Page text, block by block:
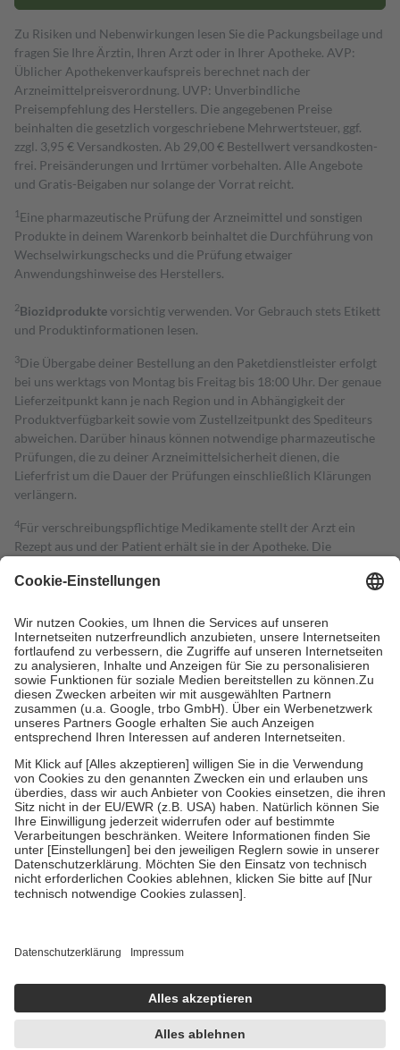
Zu Risiken und Nebenwirkungen lesen Sie die Packungsbeilage und
fragen Sie Ihre Ärztin, Ihren Arzt oder in Ihrer Apotheke. AVP:
Üblicher Apothekenverkaufspreis berechnet nach der
Arzneimittelpreisverordnung. UVP: Unverbindliche
Preisempfehlung des Herstellers. Die angegebenen Preise
beinhalten die gesetzlich vorgeschriebene Mehrwertsteuer, ggf.
zzgl. 3,95 € Versandkosten. Ab 29,00 € Bestell­wert versand­kosten­
frei. Preisänderungen und Irrtümer vorbehalten. Alle Angebote
und Gratis-Beigaben nur solange der Vorrat reicht.
1 Eine pharmazeutische Prüfung der Arzneimittel und sonstigen
Produkte in deinem Warenkorb beinhaltet die Durchführung von
Wechselwirkungschecks und die Prüfung etwaiger
Anwendungshinweise des Herstellers.
2Biozidproduktevorsichtig verwenden. Vor Gebrauch stets Etikett
und Produktinformationen lesen.
3Die Übergabe deiner Bestellung an den Paketdienstleister erfolgt
bei uns werktags von Montag bis Freitag bis 18:00 Uhr. Der genaue
Lieferzeitpunkt kann je nach Region und in Abhängigkeit der
Produktverfügbarkeit sowie vom Zustellzeitpunkt des Spediteurs
abweichen. Darüber hinaus können notwendige pharmazeutische
Prüfungen, die zu deiner Arzneimittelsicherheit dienen, die
Lieferfrist um die Dauer der Prüfungen einschließlich Klärungen
verlängern.
4Für verschreibungspflichtige Medikamente stellt der Arzt ein
Rezept aus und der Patient erhält sie in der Apotheke. Die
Kosten dafür, der Versicherte trägt einen Teil davon als Zuzahlung
Grundsätzlich leisten Mitglieder Zuzahlungen in Höhe von zehn
Prozent des Abgabepreises,mindestensjedochfünf Euround
höchstens zehn Euro.Es sind jedoch nie mehr als die tatsächlichen
Kosten der Leistung zu entrichten.
Diese Regeln gelten grundsätzlich auch für Online-Apotheken.
Bei Heilmitteln und häuslicher Krankenpflege beträgt die
Zuzahlung zehn Prozent der Kosten sowie zehn Euro je
Um das Engagement der Versicherten für ihre eigene Gesundheit zu
stärken und die besondere Stellung der Familie zu unterstützen,
fallenkeine Zuzahlungen an bei:
• Kindern und Jugendlichen bis zum vollendeten 18. Lebensjahr
mit Ausnahme der Fahrkosten
• Untersuchungen zur Vorsorge und Früherkennung, die von der
GKV getragen werden
• empfohlenen Schutzimpfungen
Wir nutzen Trusted Shops als unabhängigen Dienstleister für die
getroffen, um sicherzustellen, dass es sich um echte Bewertungen
handelt. Mehr Informationen findest du hier:
https://help.etrusted.com/hc/de/articles/4419944605341